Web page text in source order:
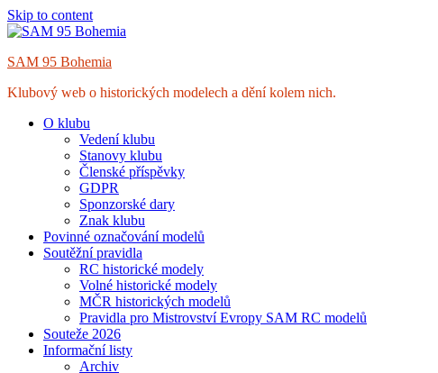
Skip to content
SAM 95 Bohemia
Klubový web o historických modelech a dění kolem nich.
O klubu
Vedení klubu
Stanovy klubu
Členské příspěvky
GDPR
Sponzorské dary
Znak klubu
Povinné označování modelů
Soutěžní pravidla
RC historické modely
Volné historické modely
MČR historických modelů
Pravidla pro Mistrovství Evropy SAM RC modelů
Souteže 2026
Informační listy
Archiv